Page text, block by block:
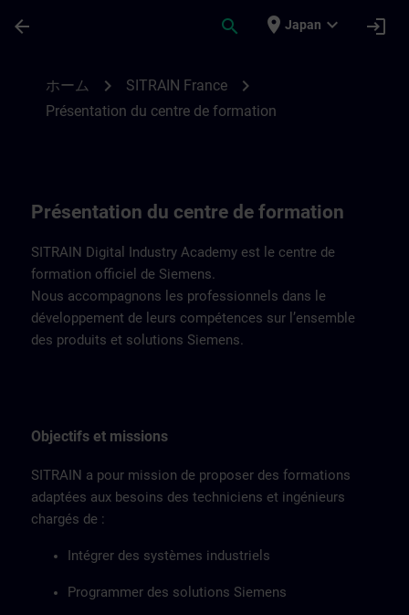
arrow_back search place Japan expand_more login
ホーム chevron_right SITRAIN France chevron_right
Présentation du centre de formation
Présentation du centre de formation
SITRAIN Digital Industry Academy est le centre de
formation officiel de Siemens.
Nous accompagnons les professionnels dans le
développement de leurs compétences sur l’ensemble
des produits et solutions Siemens.
Objectifs et missions
SITRAIN a pour mission de proposer des formations
adaptées aux besoins des techniciens et ingénieurs
chargés de :
Intégrer des systèmes industriels
Programmer des solutions Siemens